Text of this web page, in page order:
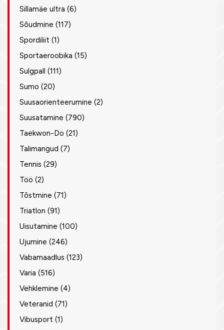
Sillamäe ultra (6)
Sõudmine (117)
Spordiliit (1)
Sportaeroobika (15)
Sulgpall (111)
Sumo (20)
Suusaorienteerumine (2)
Suusatamine (790)
Taekwon-Do (21)
Talimangud (7)
Tennis (29)
Töö (2)
Tõstmine (71)
Triatlon (91)
Uisutamine (100)
Ujumine (246)
Vabamaadlus (123)
Varia (516)
Vehklemine (4)
Veteranid (71)
Vibusport (1)